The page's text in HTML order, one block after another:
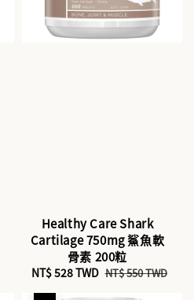
Healthy Care Shark
Cartilage 750mg 鯊魚軟
骨素 200粒
Sale
price
NT$ 528 TWD Regular
NT$ 550 TWD